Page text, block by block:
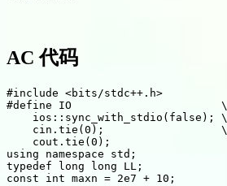
AC 代码
#include <bits/stdc++.h>
#define IO                       \
    ios::sync_with_stdio(false); \
    cin.tie(0);                  \
    cout.tie(0);
using namespace std;
typedef long long LL;
const int maxn = 2e7 + 10;